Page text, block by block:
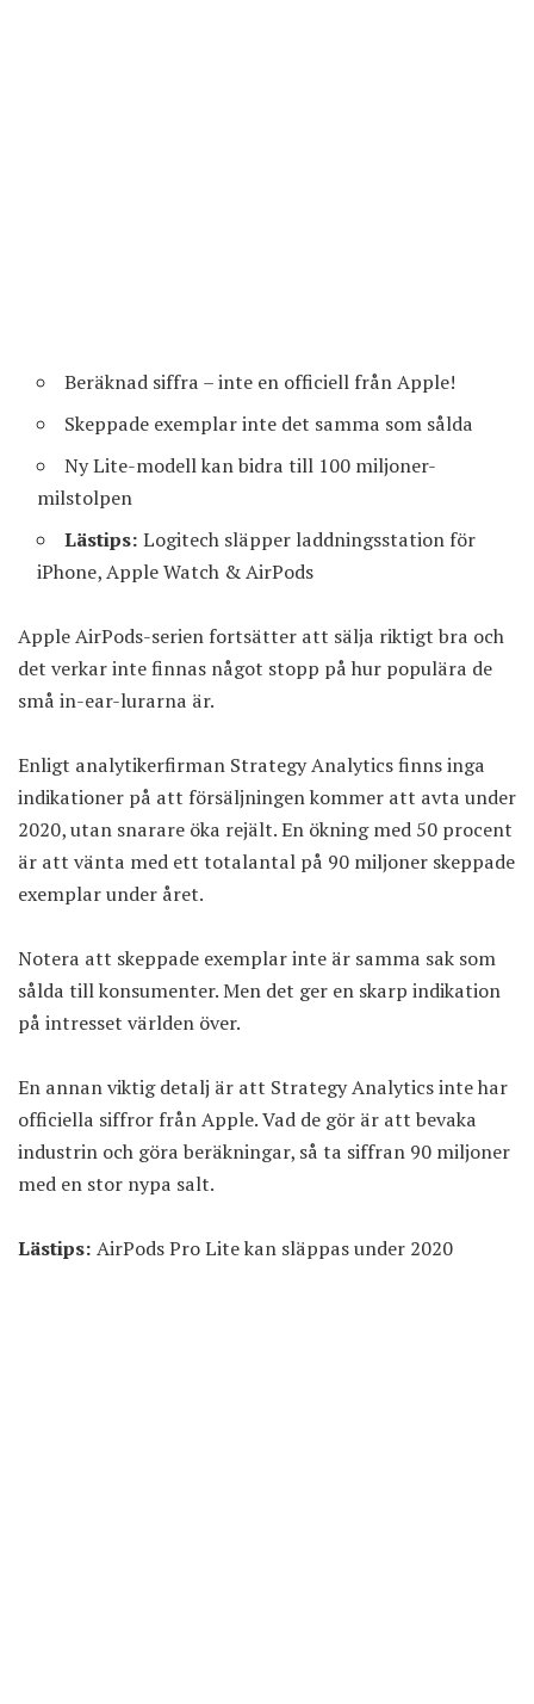
Beräknad siffra – inte en officiell från Apple!
Skeppade exemplar inte det samma som sålda
Ny Lite-modell kan bidra till 100 miljoner-
milstolpen
Lästips: Logitech släpper laddningsstation för
iPhone, Apple Watch & AirPods
Apple AirPods-serien fortsätter att sälja riktigt bra och
det verkar inte finnas något stopp på hur populära de
små in-ear-lurarna är.
Enligt analytikerfirman Strategy Analytics finns inga
indikationer på att försäljningen kommer att avta under
2020, utan snarare öka rejält. En ökning med 50 procent
är att vänta med ett totalantal på 90 miljoner skeppade
exemplar under året.
Notera att skeppade exemplar inte är samma sak som
sålda till konsumenter. Men det ger en skarp indikation
på intresset världen över.
En annan viktig detalj är att Strategy Analytics inte har
officiella siffror från Apple. Vad de gör är att bevaka
industrin och göra beräkningar, så ta siffran 90 miljoner
med en stor nypa salt.
Lästips: AirPods Pro Lite kan släppas under 2020